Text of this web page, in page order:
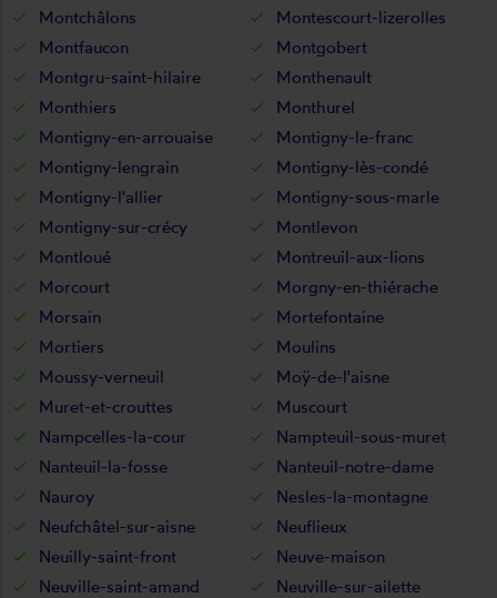
Montchâlons
Montescourt-lizerolles
Montfaucon
Montgobert
Montgru-saint-hilaire
Monthenault
Monthiers
Monthurel
Montigny-en-arrouaise
Montigny-le-franc
Montigny-lengrain
Montigny-lès-condé
Montigny-l'allier
Montigny-sous-marle
Montigny-sur-crécy
Montlevon
Montloué
Montreuil-aux-lions
Morcourt
Morgny-en-thiérache
Morsain
Mortefontaine
Mortiers
Moulins
Moussy-verneuil
Moÿ-de-l'aisne
Muret-et-crouttes
Muscourt
Nampcelles-la-cour
Nampteuil-sous-muret
Nanteuil-la-fosse
Nanteuil-notre-dame
Nauroy
Nesles-la-montagne
Neufchâtel-sur-aisne
Neuflieux
Neuilly-saint-front
Neuve-maison
Neuville-saint-amand
Neuville-sur-ailette